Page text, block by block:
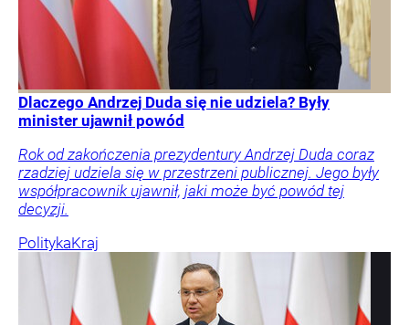
Dlaczego Andrzej Duda się nie udziela? Były
minister ujawnił powód
Rok od zakończenia prezydentury Andrzej Duda coraz
rzadziej udziela się w przestrzeni publicznej. Jego były
współpracownik ujawnił, jaki może być powód tej
decyzji.
PolitykaKraj